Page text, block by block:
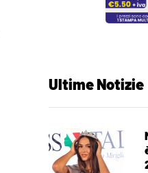
Ultime Notizie